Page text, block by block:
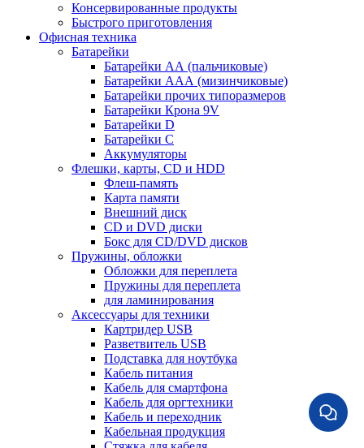
Консервированные продукты
Быстрого приготовления
Офисная техника
Батарейки
Батарейки АА (пальчиковые)
Батарейки ААА (мизинчиковые)
Батарейки прочих типоразмеров
Батарейки Крона 9V
Батарейки D
Батарейки С
Аккумуляторы
Флешки, карты, CD и HDD
Флеш-память
Карта памяти
Внешний диск
CD и DVD диски
Бокс для CD/DVD дисков
Пружины, обложки
Обложки для переплета
Пружины для переплета
для ламинирования
Аксессуары для техники
Картридер USB
Разветвитель USB
Подставка для ноутбука
Кабель питания
Кабель для смартфона
Кабель для оргтехники
Кабель и переходник
Кабельная продукция